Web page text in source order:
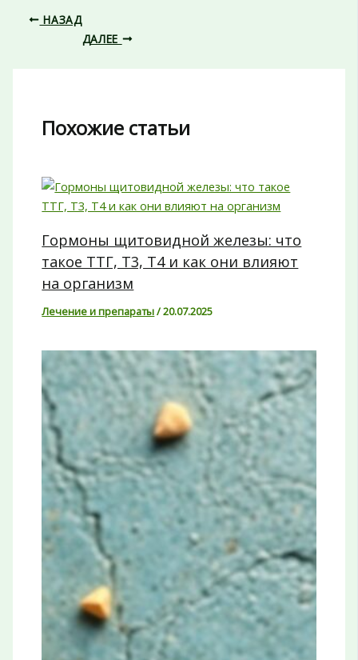
НАЗАД
ДАЛЕЕ
Похожие статьи
Гормоны щитовидной железы: что
такое ТТГ, Т3, Т4 и как они влияют
на организм
Лечение и препараты/20.07.2025